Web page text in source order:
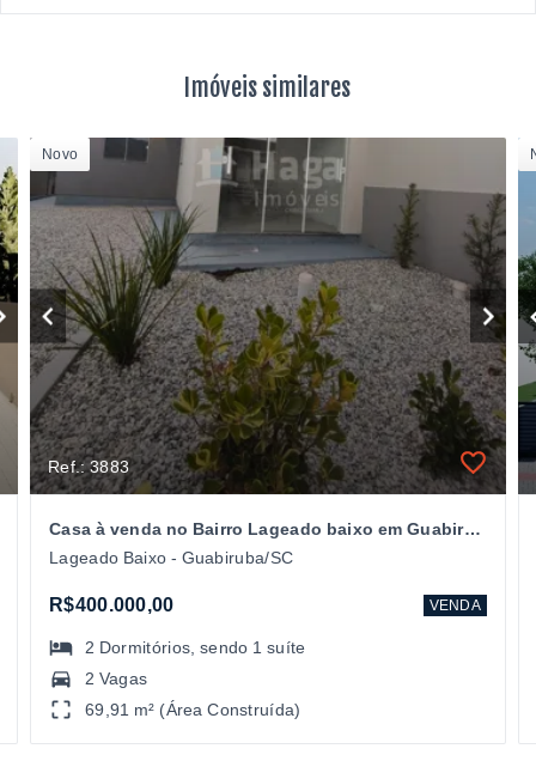
Imóveis similares
Novo
Ref.: 3883
Casa à venda no Bairro Lageado baixo em Guabiruba/SC
Lageado Baixo - Guabiruba/SC
R$400.000,00 VENDA
2 Dormitórios , sendo 1 suíte
2 Vagas
69,91 m² (Área Construída)